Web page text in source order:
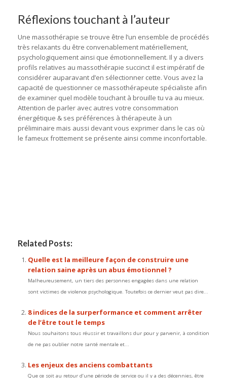
Réflexions touchant à l’auteur
Une massothérapie se trouve être l’un ensemble de procédés
très relaxants du être convenablement matériellement,
psychologiquement ainsi que émotionnellement. Il y a divers
profils relatives au massothérapie succinct il est impératif de
considérer auparavant d’en sélectionner cette. Vous avez la
capacité de questionner ce massothérapeute spécialiste afin
de examiner quel modèle touchant à brouille tu va au mieux.
Attention de parler avec autres votre consommation
énergétique & ses préférences à thérapeute à un
préliminaire mais aussi devant vous exprimer dans le cas où
le fameux frottement se présente ainsi comme inconfortable.
Related Posts:
Quelle est la meilleure façon de construire une
relation saine après un abus émotionnel ?
Malheureusement, un tiers des personnes engagées dans une relation
sont victimes de violence psychologique. Toutefois ce dernier veut pas dire...
8 indices de la surperformance et comment arrêter
de l’être tout le temps
Nous souhaitons tous réussir et travaillons dur pour y parvenir, à condition
de ne pas oublier notre santé mentale et...
Les enjeux des anciens combattants
Que ce soit au retour d’une période de service ou il y a des décennies, être